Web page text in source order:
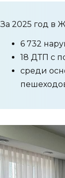
За 2025 год в
6 732
18 ДТП с
среди